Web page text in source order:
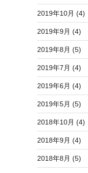
2019年10月 (4)
2019年9月 (4)
2019年8月 (5)
2019年7月 (4)
2019年6月 (4)
2019年5月 (5)
2018年10月 (4)
2018年9月 (4)
2018年8月 (5)